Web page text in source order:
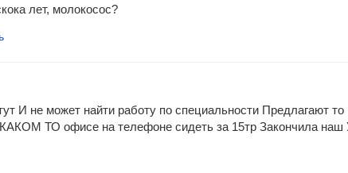
лет, молокосос?
И не может найти работу по специальности Предлагают то
КАКОМ ТО офисе на телефоне сидеть за 15тр Закончила